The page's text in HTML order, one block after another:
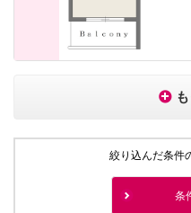
絞り込んだ条件
条